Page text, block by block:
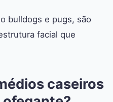
bulldogs e pugs, são
facial que
caseiros